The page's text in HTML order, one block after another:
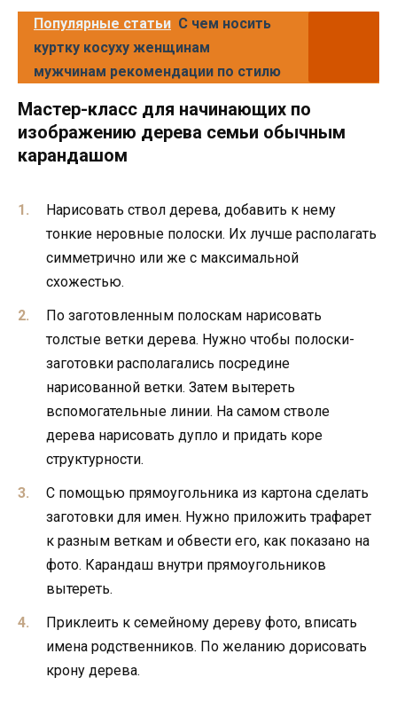
Популярные статьи С чем носить
куртку косуху женщинам
мужчинам рекомендации по стилю
Мастер-класс для начинающих по
изображению дерева семьи обычным
карандашом
Нарисовать ствол дерева, добавить к нему
тонкие неровные полоски. Их лучше располагать
симметрично или же с максимальной
схожестью.
По заготовленным полоскам нарисовать
толстые ветки дерева. Нужно чтобы полоски-
заготовки располагались посредине
нарисованной ветки. Затем вытереть
вспомогательные линии. На самом стволе
дерева нарисовать дупло и придать коре
структурности.
С помощью прямоугольника из картона сделать
заготовки для имен. Нужно приложить трафарет
к разным веткам и обвести его, как показано на
фото. Карандаш внутри прямоугольников
вытереть.
Приклеить к семейному дереву фото, вписать
имена родственников. По желанию дорисовать
крону дерева.